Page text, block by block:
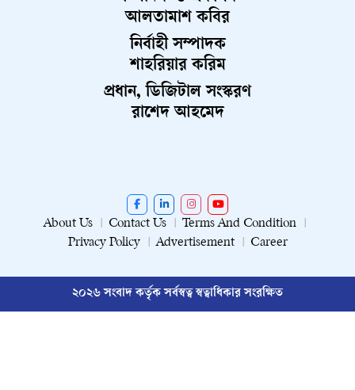
আলতামাশ কবির
নির্বাহী সম্পাদক
শাহরিয়ার করিম
প্রধান, ডিজিটাল সংস্করণ
রাশেদ আহমেদ
About Us Contact Us
Terms And Condition
Privacy Policy
Advertisement Career
২০২৬ সংবাদ কর্তৃক সর্বস্বত্ব স্বত্বাধিকার সংরক্ষিত